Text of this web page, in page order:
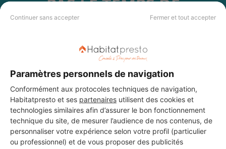
Continuer sans accepter Fermer et tout accepter
Paramètres personnels de navigation
Conformément aux protocoles techniques de navigation,
Habitatpresto et ses partenaires utilisent des cookies et
technologies similaires afin d’assurer le bon fonctionnement
technique du site, de mesurer l’audience de nos contenus, de
personnaliser votre expérience selon votre profil (particulier
ou professionnel) et de vous proposer des publicités
CHERCHER ?
Vous souhaitez réaliser des travaux et ne savez quel professionnel
choisir ? Demandez des devis travauxauprès de notre réseau de 5 000
DEMANDER UN DEVIS